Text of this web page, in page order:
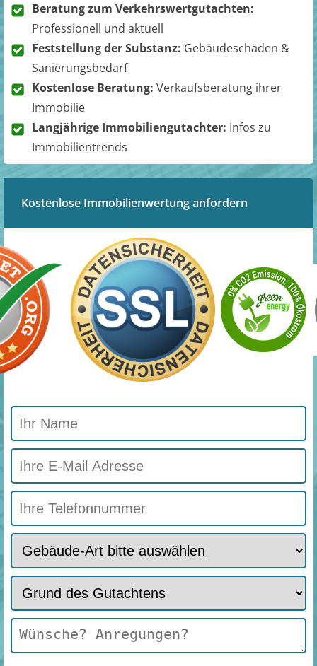
Beratung zum Verkehrswertgutachten:
Professionell und aktuell
Feststellung der Substanz: Gebäudeschäden &
Sanierungsbedarf
Kostenlose Beratung: Verkaufsberatung ihrer
Immobilie
Langjährige Immobiliengutachter: Infos zu
Immobilientrends
Kostenlose Immobilienwertung anfordern